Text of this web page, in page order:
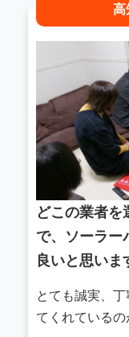
高
どこの業者を
で、ソーラー
良いと思いま
とても誠実、
てくれているの